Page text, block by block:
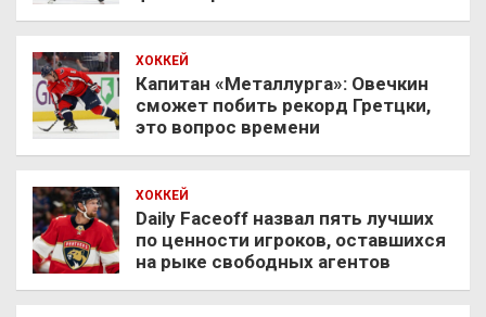
ХОККЕЙ
Капитан «Металлурга»: Овечкин
сможет побить рекорд Гретцки,
это вопрос времени
ХОККЕЙ
Daily Faceoff назвал пять лучших
по ценности игроков, оставшихся
на рыке свободных агентов